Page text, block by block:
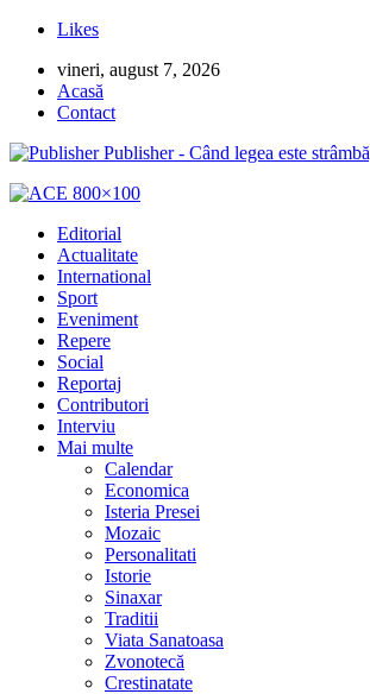
Likes
vineri, august 7, 2026
Acasă
Contact
Publisher - Când legea este
Editorial
Actualitate
International
Sport
Eveniment
Repere
Social
Reportaj
Contributori
Interviu
Mai multe
Calendar
Economica
Isteria Presei
Mozaic
Personalitati
Istorie
Sinaxar
Traditii
Viata Sanatoasa
Zvonotecă
Crestinatate